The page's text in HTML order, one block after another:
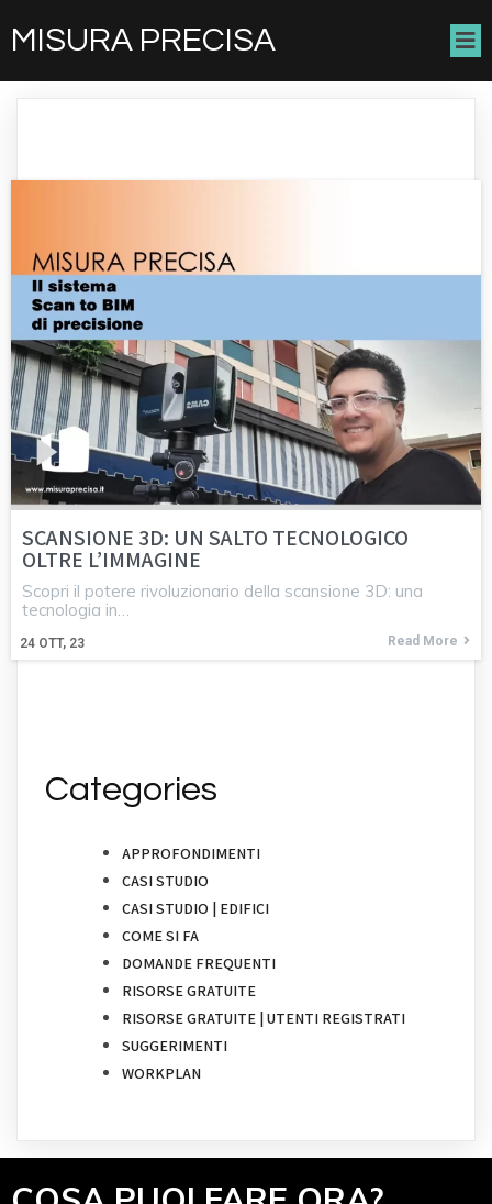
MISURA PRECISA
SCANSIONE 3D: UN SALTO TECNOLOGICO
OLTRE L’IMMAGINE
24 OTT, 23
Scopri il potere rivoluzionario della scansione 3D: una
tecnologia in…
Read More
Categories
APPROFONDIMENTI
CASI STUDIO
CASI STUDIO | EDIFICI
COME SI FA
DOMANDE FREQUENTI
RISORSE GRATUITE
RISORSE GRATUITE | UTENTI REGISTRATI
SUGGERIMENTI
WORKPLAN